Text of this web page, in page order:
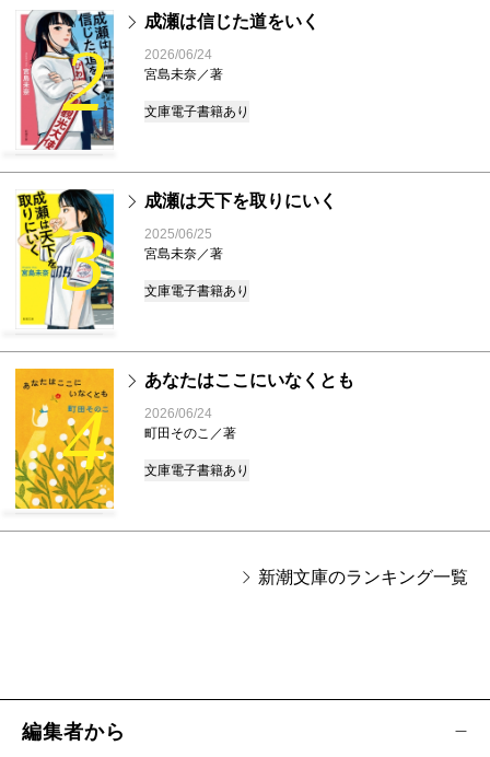
2
成瀬は信じた道をいく
2026/06/24
宮島未奈／著
文庫電子書籍あり
3
成瀬は天下を取りにいく
2025/06/25
宮島未奈／著
文庫電子書籍あり
4
あなたはここにいなくとも
2026/06/24
町田そのこ／著
文庫電子書籍あり
新潮文庫のランキング一覧
編集者から